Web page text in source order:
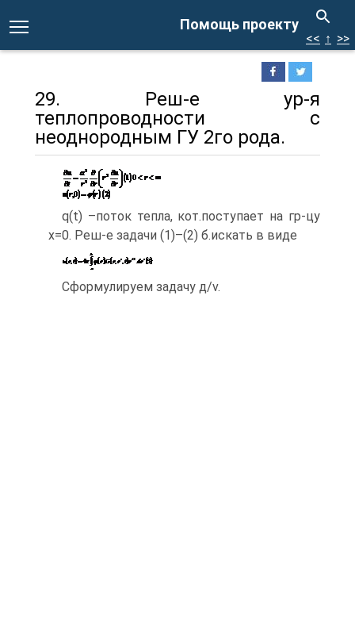
Помощь проекту
<< ↑ >>
29. Реш-е ур-я
теплопроводности с
неоднородным ГУ 2го рода.
q(t) –поток тепла, кот.поступает на гр-цу
x=0. Реш-е задачи (1)–(2) б.искать в виде
Сформулируем задачу д/v.